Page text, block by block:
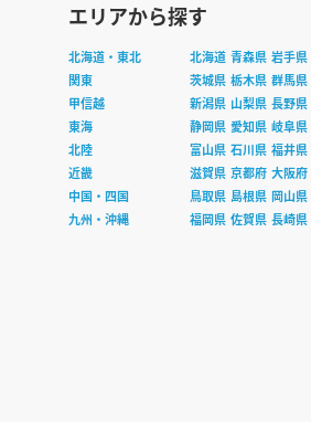
エリアから探す
北海道・東北 北海道 青森県 岩手県
関東
茨城県 栃木県 群馬県
甲信越
新潟県 山梨県 長野県
東海
静岡県 愛知県 岐阜県
北陸
富山県 石川県 福井県
近畿
滋賀県 京都府 大阪府
中国・四国
鳥取県 島根県 岡山県
九州・沖縄
福岡県 佐賀県 長崎県